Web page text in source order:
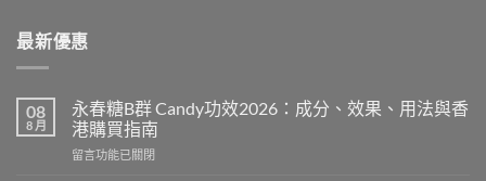
最新優惠
08
8 月
永春糖B群 Candy功效2026：成分、效果、用法與香
港購買指南
在
留言功能已關閉